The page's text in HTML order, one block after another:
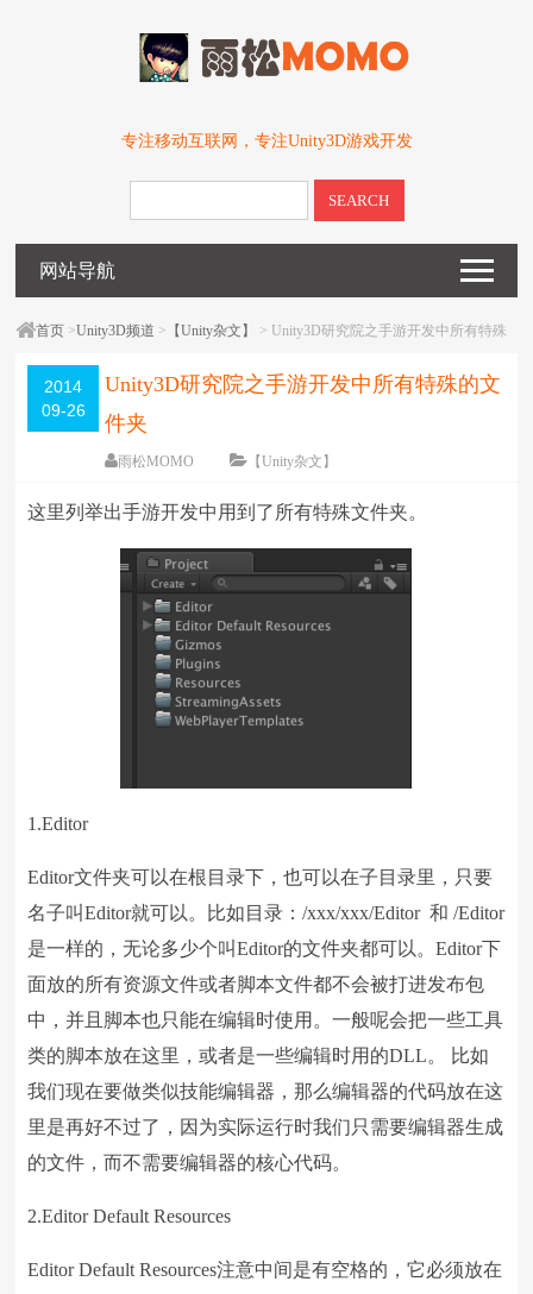
专注移动互联网，专注Unity3D游戏开发
SEARCH
网站导航
首页 >Unity3D频道 > 【Unity杂文】
> Unity3D研究院之手游开发中所有特殊
2014
09-26
Unity3D研究院之手游开发中所有特殊的文
件夹
雨松MOMO
【Unity杂文】
编辑日期：2016-05-03 字体：大中 小
这里列举出手游开发中用到了所有特殊文件夹。
1.Editor
Editor文件夹可以在根目录下，也可以在子目录里，只要
名子叫Editor就可以。比如目录：/xxx/xxx/Editor 和 /Editor
是一样的，无论多少个叫Editor的文件夹都可以。Editor下
面放的所有资源文件或者脚本文件都不会被打进发布包
中，并且脚本也只能在编辑时使用。一般呢会把一些工具
类的脚本放在这里，或者是一些编辑时用的DLL。 比如
我们现在要做类似技能编辑器，那么编辑器的代码放在这
里是再好不过了，因为实际运行时我们只需要编辑器生成
的文件，而不需要编辑器的核心代码。
2.Editor Default Resources
Editor Default Resources注意中间是有空格的，它必须放在